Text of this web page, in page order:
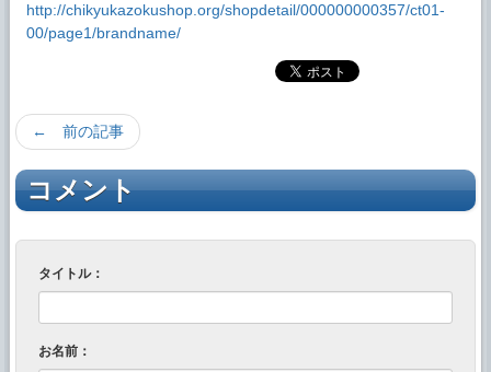
http://chikyukazokushop.org/shopdetail/000000000357/ct01-
00/page1/brandname/
← 前の記事
コメント
タイトル：
お名前：